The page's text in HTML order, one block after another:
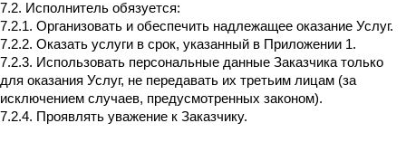
7.2. Исполнитель обязуется:
7.2.1. Организовать и обеспечить надлежащее оказание Услуг.
7.2.2. Оказать услуги в срок, указанный в Приложении 1.
7.2.3. Использовать персональные данные Заказчика только
для оказания Услуг, не передавать их третьим лицам (за
исключением случаев, предусмотренных законом).
7.2.4. Проявлять уважение к Заказчику.